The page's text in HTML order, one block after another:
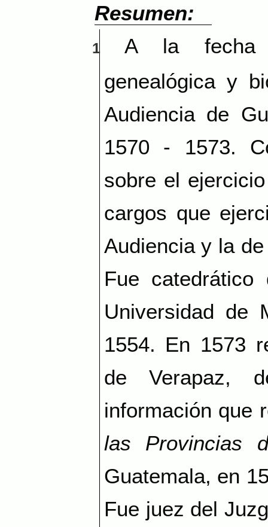
Resumen:
1
A la fecha
genealógica y
Audiencia de
1570 - 1573.
sobre el
cargos que
Audiencia y la
Fue
Universidad de
1554. En 1573
de Verapaz,
información que
las Provincias
Guatemala, en
Fue juez del